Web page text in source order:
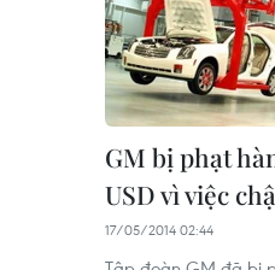
GM bị phạt
USD vì việc
17/05/2014 02:44